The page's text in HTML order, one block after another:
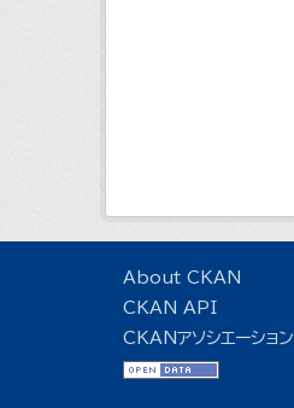
About CKAN
CKAN API
CKANアソシエーション